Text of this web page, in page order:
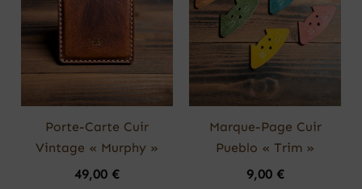
Porte-Carte Cuir
Vintage « Murphy »
49,00 €
Marque-Page Cuir
Pueblo « Trim »
9,00 €
variations.
Les
peuvent
sur
la